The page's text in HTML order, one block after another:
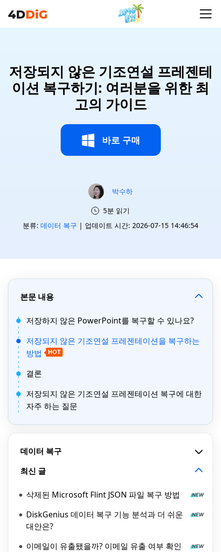
저장되지 않은 기조연설 프레젠테
이션 복구하기: 여러분을 위한 최
고의 가이드
바로 구매
박수하
5분 읽기
분류: 데이터 복구 | 업데이트 시간: 2026-07-15 14:46:54
본문 내용
저장하지 않은 PowerPoint를 복구할 수 있나요?
저장되지 않은 기조연설 프레젠테이션을 복구하는
방법
HOT
결론
저장되지 않은 기조연설 프레젠테이션 복구에 대한
자주 하는 질문
데이터 복구
최신 글
삭제된 Microsoft Flint JSON 파일 복구 방법
DiskGenius 데이터 복구 기능 분석과 더 쉬운
대안은?
이메일이 유출됐을까? 이메일 유출 여부 확인